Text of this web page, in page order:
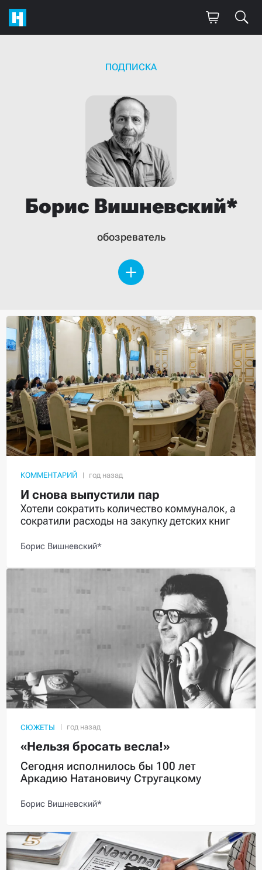
ПОДПИСКА
Борис Вишневский*
обозреватель
КОММЕНТАРИЙ
И снова выпустили пар
Хотели сократить количество коммуналок, а
сократили расходы на закупку детских книг
Борис Вишневский*
СЮЖЕТЫ
«Нельзя бросать весла!»
Сегодня исполнилось бы 100 лет
Аркадию Натановичу Стругацкому
Борис Вишневский*